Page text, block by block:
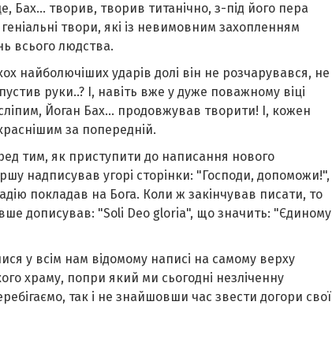
Бах... творив, творив титанічно, з-під його пера
твори, які із невимовним захопленням
всього людства.
найболючіших ударів долі він не розчарувався, не
руки..? І, навіть вже у дуже поважному віці
Йоган Бах... продовжував творити! І, кожен
за попередній.
тим, як приступити до написання нового
надписував угорі сторінки: "Господи, допоможи!",
покладав на Бога. Коли ж закінчував писати, то
дописував: "Soli Deo gloria", що значить: "Єдиному
у всім нам відомому написі на самому верху
храму, попри який ми сьогодні незліченну
так і не знайшовши час звести догори свої